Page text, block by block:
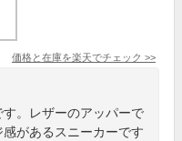
価格と在庫を楽天でチェック >>
。レザーのアッパーで
感があるスニーカーです